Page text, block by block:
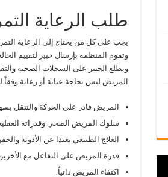
طلب الرعاية
يجب على كل من يحتاج إلى الرعاية
وتقوم المنظمة بإرسال خبير لتقييم
ويطلع الخبير على السجلات الصحية
المريض ليس بحاجة عناية أو رعاية
المريض قادر على الحركة والتنقل
سلوك المريض الصحي وقدراته
العلاج الطبيعي بعيدا عن الأدوية
قدرة المريض على التفاعل مع
اكتفاء المريض ذاتياً.